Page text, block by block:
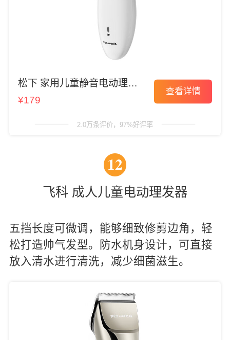
松下 家用儿童静音电动理发
器
¥179
查看详情
2.0万条评价，97%好评率
12
飞科 成人儿童电动理发器
五挡长度可微调，能够细致修剪边角，轻
松打造帅气发型。防水机身设计，可直接
放入清水进行清洗，减少细菌滋生。